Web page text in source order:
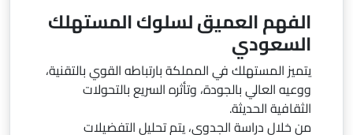
الفهم العميق لسلوك المستهلك
السعودي
يتميز المستهلك في المملكة بارتباطه القوي بالتقنية،
ووعيه العالي بالجودة، وتأثره السريع بالتحولات
الثقافية الحديثة.
من خلال دراسة الجدوى، يتم تحليل التفضيلات